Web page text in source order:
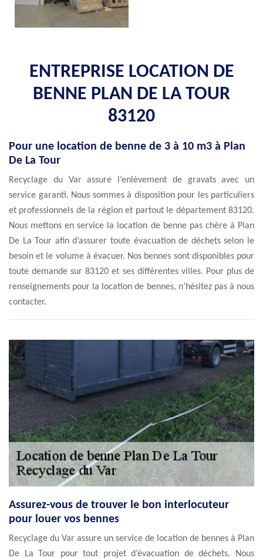
ENTREPRISE LOCATION DE
BENNE PLAN DE LA TOUR
83120
Pour une location de benne de 3 à 10 m3 à Plan
De La Tour
Recyclage du Var assure l’enlèvement de gravats avec un
service garanti. Nous sommes à disposition pour les particuliers
et professionnels de la région et partout le département 83120.
Nous mettons en service la location de benne pas chère à Plan
De La Tour afin d’assurer toute évacuation de déchets selon le
besoin et le volume à évacuer. Nos bennes sont disponibles pour
toute demande sur 83120 et ses différentes villes. Pour plus de
renseignements pour la location de bennes, n’hésitez pas à nous
contacter.
Assurez-vous de trouver le bon interlocuteur
pour louer vos bennes
Recyclage du Var assure un service de location de bennes à Plan
De La Tour pour tout projet d’évacuation de déchets. Nous